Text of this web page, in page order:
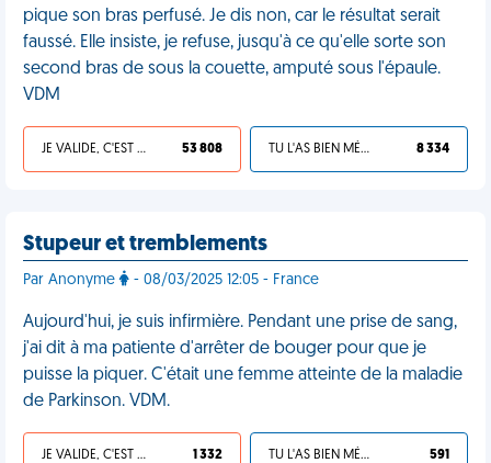
pique son bras perfusé. Je dis non, car le résultat serait
faussé. Elle insiste, je refuse, jusqu'à ce qu'elle sorte son
second bras de sous la couette, amputé sous l'épaule.
VDM
JE VALIDE, C'EST UNE VDM 53 808 TU L'AS BIEN MÉRITÉ 8 334
Stupeur et tremblements
Par Anonyme - 08/03/2025 12:05 - France
Aujourd'hui, je suis infirmière. Pendant une prise de sang,
j'ai dit à ma patiente d'arrêter de bouger pour que je
puisse la piquer. C'était une femme atteinte de la maladie
de Parkinson. VDM.
JE VALIDE, C'EST UNE VDM 1 332 TU L'AS BIEN MÉRITÉ 591